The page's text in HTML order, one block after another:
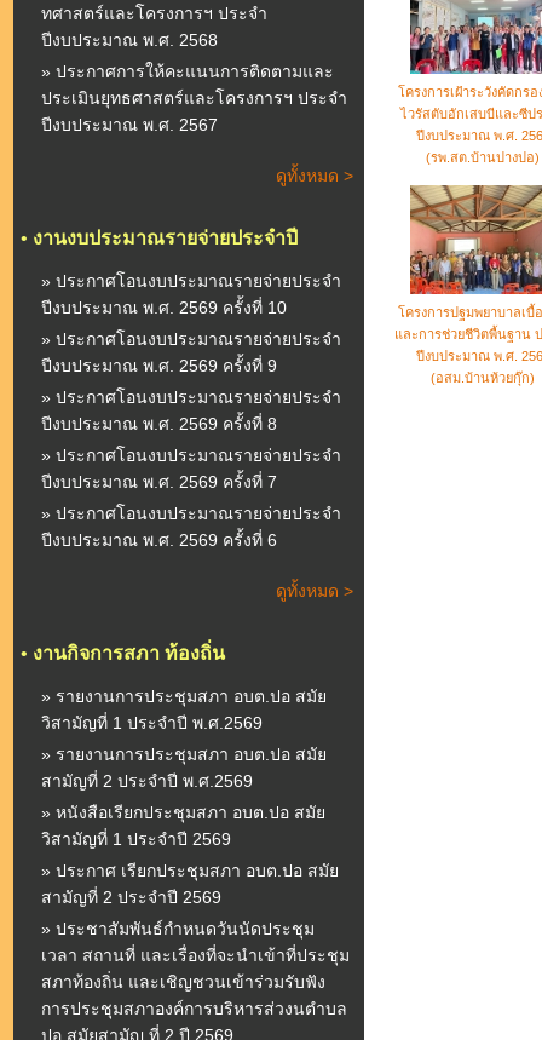
ทศาสตร์และโครงการฯ ประจำ
ปีงบประมาณ พ.ศ. 2568
» ประกาศการให้คะแนนการติดตามและ
ประเมินยุทธศาสตร์และโครงการฯ ประจำ
ปีงบประมาณ พ.ศ. 2567
ดูทั้งหมด >
• งานงบประมาณรายจ่ายประจำปี
» ประกาศโอนงบประมาณรายจ่ายประจำ
ปีงบประมาณ พ.ศ. 2569 ครั้งที่ 10
» ประกาศโอนงบประมาณรายจ่ายประจำ
ปีงบประมาณ พ.ศ. 2569 ครั้งที่ 9
» ประกาศโอนงบประมาณรายจ่ายประจำ
ปีงบประมาณ พ.ศ. 2569 ครั้งที่ 8
» ประกาศโอนงบประมาณรายจ่ายประจำ
ปีงบประมาณ พ.ศ. 2569 ครั้งที่ 7
» ประกาศโอนงบประมาณรายจ่ายประจำ
ปีงบประมาณ พ.ศ. 2569 ครั้งที่ 6
ดูทั้งหมด >
• งานกิจการสภา ท้องถิ่น
» รายงานการประชุมสภา อบต.ปอ สมัย
วิสามัญที่ 1 ประจำปี พ.ศ.2569
» รายงานการประชุมสภา อบต.ปอ สมัย
สามัญที่ 2 ประจำปี พ.ศ.2569
» หนังสือเรียกประชุมสภา อบต.ปอ สมัย
วิสามัญที่ 1 ประจำปี 2569
» ประกาศ เรียกประชุมสภา อบต.ปอ สมัย
สามัญที่ 2 ประจำปี 2569
» ประชาสัมพันธ์กำหนดวันนัดประชุม
เวลา สถานที่ และเรื่องที่จะนำเข้าที่ประชุม
สภาท้องถิ่น และเชิญชวนเข้าร่วมรับฟัง
การประชุมสภาองค์การบริหารส่วงนตำบล
ปอ สมัยสามัญ ที่ 2 ปี 2569
โครงการเฝ้าระวังคัดกรอ
ไวรัสตับอักเสบบีและซีป
ปีงบประมาณ พ.ศ.
(รพ.สต.บ้านปางปอ)
โครงการปฐมพยาบาลเบื้
และการช่วยชีวิตพื้นฐาน
ปีงบประมาณ พ.ศ.
(อสม.บ้านห้วยกุ๊ก)